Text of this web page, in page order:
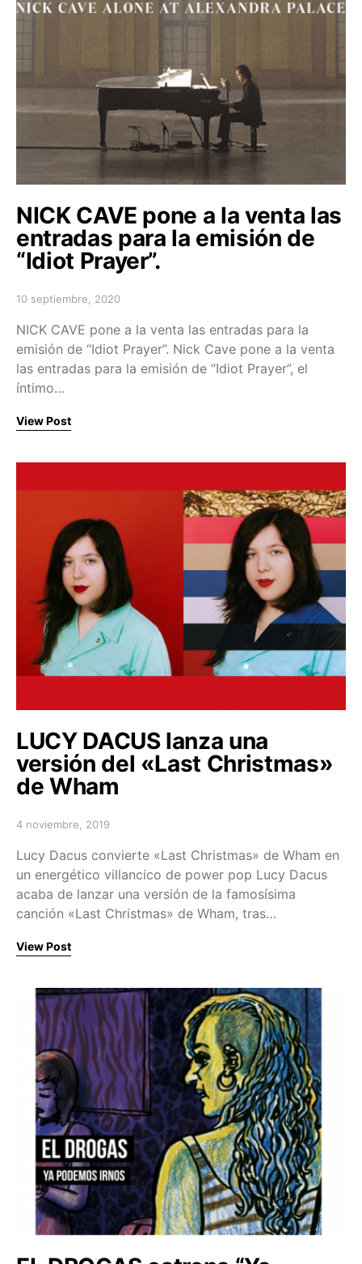
NICK CAVE pone a la venta las
entradas para la emisión de
“Idiot Prayer”.
Posted on
10 septiembre, 2020
NICK CAVE pone a la venta las entradas para la
emisión de “Idiot Prayer”. Nick Cave pone a la venta
las entradas para la emisión de “Idiot Prayer”, el
íntimo…
View Post
LUCY DACUS lanza una
versión del «Last Christmas»
de Wham
Posted on
4 noviembre, 2019
Lucy Dacus convierte «Last Christmas» de Wham en
un energético villancico de power pop Lucy Dacus
acaba de lanzar una versión de la famosísima
canción «Last Christmas» de Wham, tras…
View Post